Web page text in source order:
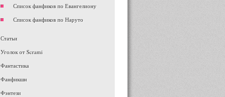
Список фанфиков по Евангелиону
Список фанфиков по Наруто
Статьи
Уголок от Scrami
Фантастика
Фанфикшн
Фэнтези